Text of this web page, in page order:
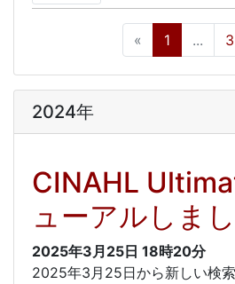
« 1 ... 3
2024年
CINAHL
ューアルしま
2025年3月25日 18時20分
2025年3月25日から新しい検索